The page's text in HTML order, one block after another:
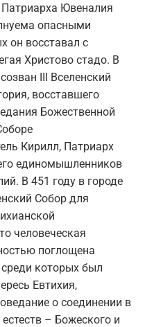
Патриарха Ювеналия
опасными
он восставал с
Христово стадо. В
III Вселенский
восставшего
Божественной
Кирилл, Патриарх
единомышленников
В 451 году в городе
Собор для
человеческая
поглощена
которых был
Евтихия,
о соединении в
– Божеского и